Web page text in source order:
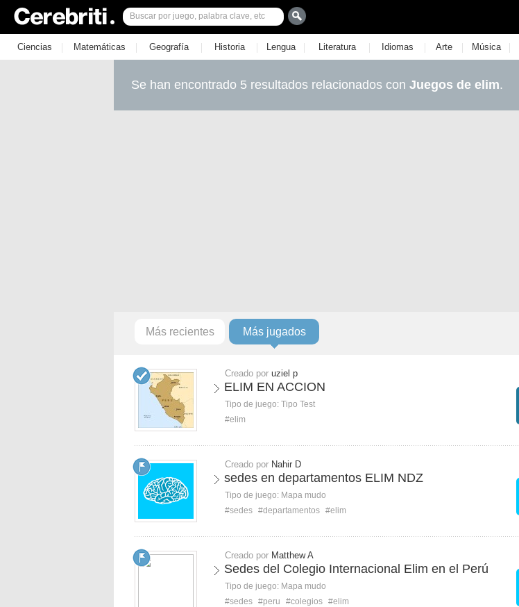
Ciencias | Matemáticas | Geografía | Historia | Lengua | Literatura | Idiomas | Arte | Música |
Se han encontrado 5 resultados relacionados con Juegos de elim.
Más recientes Más jugados
Creado por uziel p
ELIM EN ACCION
Tipo de juego: Tipo Test
#elim
Creado por Nahir D
sedes en departamentos ELIM NDZ
Tipo de juego: Mapa mudo
#sedes #departamentos #elim
Creado por Matthew A
Sedes del Colegio Internacional Elim en el Perú
Tipo de juego: Mapa mudo
#sedes #peru #colegios #elim